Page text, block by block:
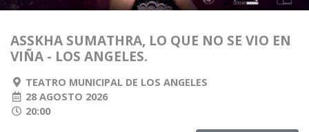
ASSKHA SUMATHRA, LO QUE NO SE VIO EN
VIÑA - LOS ANGELES.
TEATRO MUNICIPAL DE LOS ANGELES
28 AGOSTO 2026
20:00